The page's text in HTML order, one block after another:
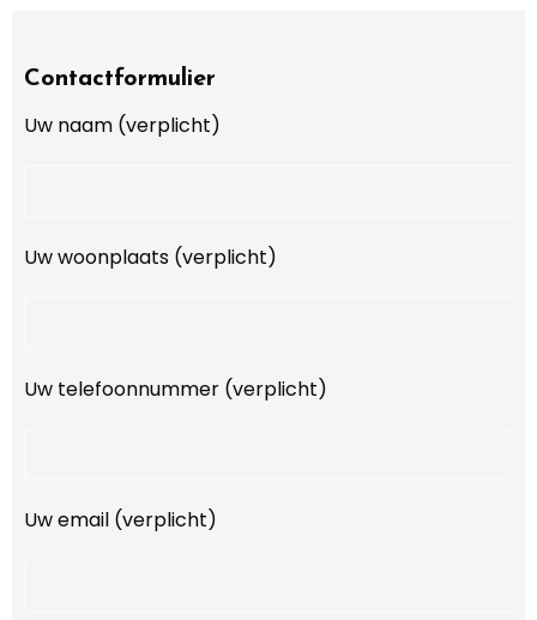
Contactformulier
Uw naam (verplicht)
Uw woonplaats (verplicht)
Uw telefoonnummer (verplicht)
Uw email (verplicht)